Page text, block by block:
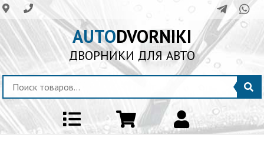
AUTODVORNIKI
ДВОРНИКИ ДЛЯ АВТО